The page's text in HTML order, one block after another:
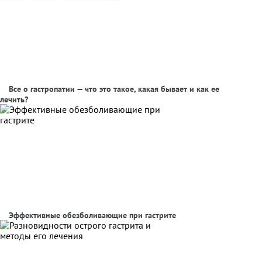
Все о гастропатии — что это такое, какая бывает и как ее
лечить?
Эффективные обезболивающие при гастрите